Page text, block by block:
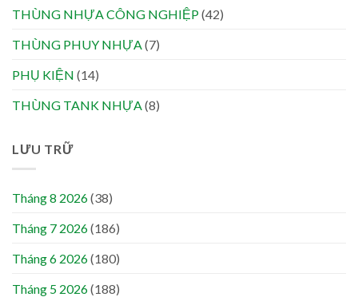
THÙNG NHỰA CÔNG NGHIỆP(42)
THÙNG PHUY NHỰA(7)
PHỤ KIỆN (14)
THÙNG TANK NHỰA(8)
LƯU TRỮ
Tháng 8 2026(38)
Tháng 7 2026(186)
Tháng 6 2026(180)
Tháng 5 2026(188)